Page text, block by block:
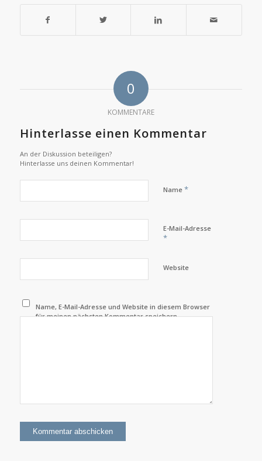
0
KOMMENTARE
Hinterlasse einen Kommentar
An der Diskussion beteiligen?
Hinterlasse uns deinen Kommentar!
Name *
E-Mail-Adresse
*
Website
Name, E-Mail-Adresse und Website in diesem Browser
für meinen nächsten Kommentar speichern.